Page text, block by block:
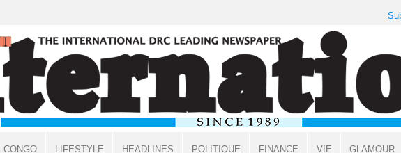
CONGO LIFESTYLE HEADLINES POLITIQUE FINANCE VIE GLAMOUR